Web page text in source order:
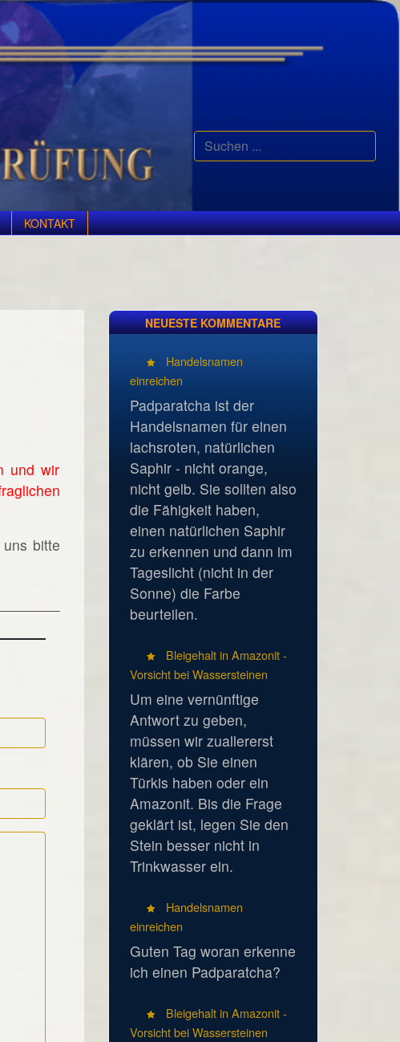
Suchen
...
KONTAKT
und wir
bitte
NEUESTE KOMMENTARE
Handelsnamen
einreichen
Padparatcha ist der
Handelsnamen für einen
lachsroten, natürlichen
Saphir - nicht orange,
nicht gelb. Sie sollten also
die Fähigkeit haben,
einen natürlichen Saphir
zu erkennen und dann im
Tageslicht (nicht in der
Sonne) die Farbe
beurteilen.
Bleigehalt in Amazonit -
Vorsicht bei Wassersteinen
Um eine vernünftige
Antwort zu geben,
müssen wir zuallererst
klären, ob Sie einen
Türkis haben oder ein
Amazonit. Bis die Frage
geklärt ist, legen Sie den
Stein besser nicht in
Trinkwasser ein.
Handelsnamen
einreichen
Guten Tag woran erkenne
ich einen Padparatcha?
Bleigehalt in Amazonit -
Vorsicht bei Wassersteinen